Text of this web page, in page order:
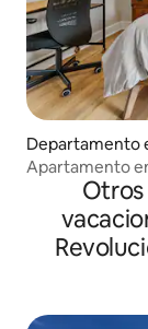
Departamento
Apartamento